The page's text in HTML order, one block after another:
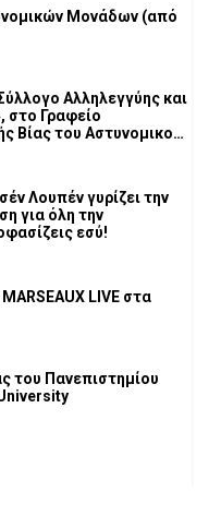
Μονάδων (από
Αλληλεγγύης και
στο Γραφείο
Βίας του Αστυνομικού
Λουπέν γυρίζει την
για όλη την
αποφασίζεις εσύ!
LIVE στα
του Πανεπιστημίου